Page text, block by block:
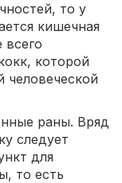
то у
кишечная
которой
раны. Вряд
следует
для
то есть